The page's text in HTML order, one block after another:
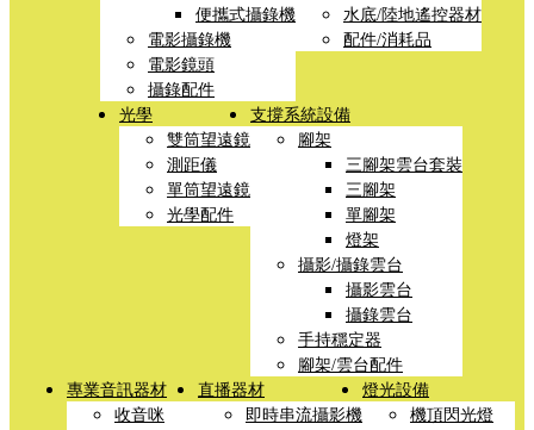
便攜式攝錄機
電影攝錄機
電影鏡頭
攝錄配件
水底/陸地遙控器材
配件/消耗品
光學
雙筒望遠鏡
測距儀
單筒望遠鏡
光學配件
支撐系統設備
腳架
三腳架雲台套裝
三腳架
單腳架
燈架
攝影/攝錄雲台
攝影雲台
攝錄雲台
手持穩定器
腳架/雲台配件
專業音訊器材
收音咪
直播器材
即時串流攝影機
燈光設備
機頂閃光燈